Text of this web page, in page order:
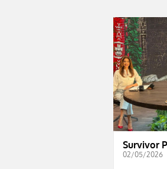
Survivor
02/05/2026